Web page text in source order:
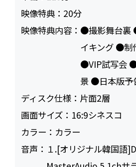
映像特典： 20
映像特典内容： ●撮影舞台裏
イキング ●制
●VIP試写会
景 ●日本版予
ディスク仕様： 片面2層
画面サイズ： 16:9シネスコ
カラー： カラー
音声： １.[オリジナル韓国語